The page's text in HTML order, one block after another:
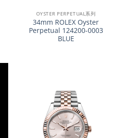
OYSTER PERPETUAL系列
34mm ROLEX Oyster
Perpetual 124200-0003
BLUE